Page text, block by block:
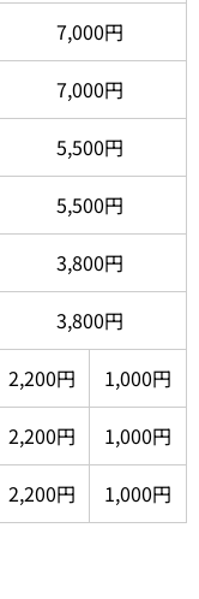
7,000円
7,000円
5,500円
5,500円
3,800円
3,800円
2,200円
1,000円
2,200円
1,000円
2,200円 1,000円